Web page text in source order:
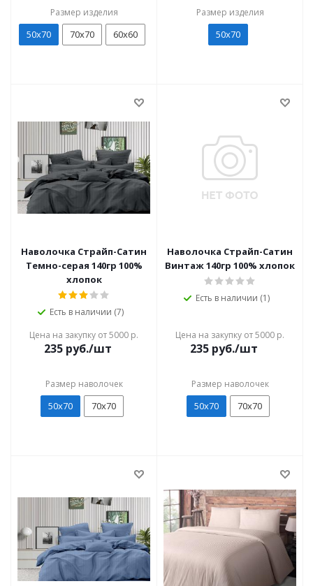
Размер изделия
50х70 70х70 60х60
Размер изделия
50х70
Наволочка Страйп-Сатин
Темно-серая 140гр 100%
хлопок
Есть в наличии (7)
Цена на закупку от 5000 р.
235 руб./шт
Размер наволочек
50х70 70х70
Наволочка Страйп-Сатин
Винтаж 140гр 100% хлопок
Есть в наличии (1)
Цена на закупку от 5000 р.
235 руб./шт
Размер наволочек
50х70 70х70